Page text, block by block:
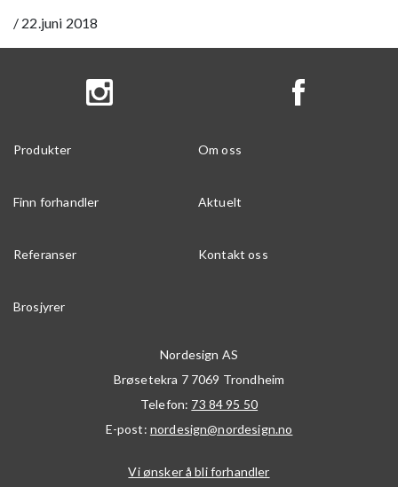
/ 22.juni 2018
Produkter Om oss
Finn forhandler Aktuelt
Referanser Kontakt oss
Brosjyrer
Nordesign AS
Brøsetekra 7 7069 Trondheim
Telefon: 73 84 95 50
E-post: nordesign@nordesign.no
Vi ønsker å bli forhandler